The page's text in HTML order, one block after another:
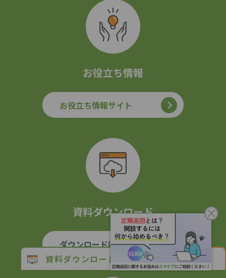
お役立ち情報
お役立ち情報サイト
資料ダウンロード
ダウンロードはこちら
資料ダウンロード
お問い合わせ